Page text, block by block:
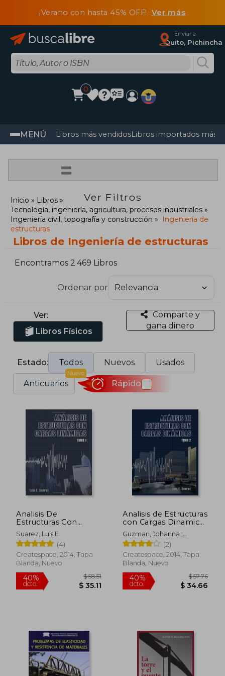
¡Verano con hasta 45% OFF! Ver más
Enviar a
Quito, Pichincha
0
MENÚ Libros más vendidosLibros importados más
=
Ver Filtros
Inicio
Libros
Tecnología, ingeniería, agricultura, procesos industriales
Ingeniería civil, topografía y construcción
Ingeniería de
estructuras
Libros de Ingeniería de estructuras
Encontramos 2.469 Libros
Ordenar por
Ver:
Libros Físicos
Comparte y
gana dinero
Estado: Todos Nuevos Usados
Anticuarios
Nuevo
Rápido
Analisis De
Estructuras Con
Cargas Dinamicas:
Tomo I: Sistemas De
Un Grado De Libertad
(volume 1) (spanish
Edition)
Suarez, Luis E.
(4)
Createspace, 2014, Tapa
Blanda, Nuevo
40%
dcto. $ 35.11
Analisis de Estructuras
con Cargas Dinamicas
- Tomo ii: Sistemas de
Multiples Grados de
Libertad
Guzman, Johanna ;
Suarez, Luis E.(2)
Createspace, 2014, Tapa
Blanda, Nuevo
40%
dcto.